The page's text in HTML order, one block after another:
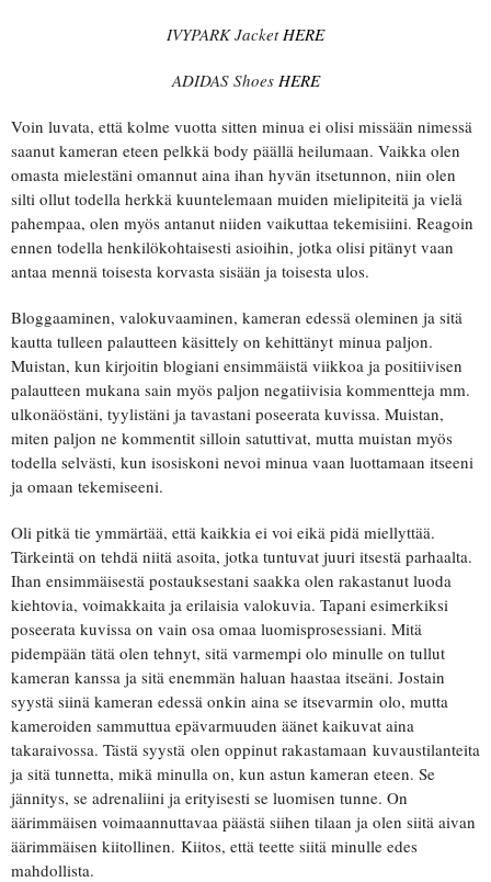
IVYPARK Jacket HERE
ADIDAS Shoes HERE
Voin luvata, että kolme vuotta sitten minua ei olisi missään nimessä
saanut kameran eteen pelkkä body päällä heilumaan. Vaikka olen
omasta mielestäni omannut aina ihan hyvän itsetunnon, niin olen
silti ollut todella herkkä kuuntelemaan muiden mielipiteitä ja vielä
pahempaa, olen myös antanut niiden vaikuttaa tekemisiini. Reagoin
ennen todella henkilökohtaisesti asioihin, jotka olisi pitänyt vaan
antaa mennä toisesta korvasta sisään ja toisesta ulos.
Bloggaaminen, valokuvaaminen, kameran edessä oleminen ja sitä
kautta tulleen palautteen käsittely on kehittänyt minua paljon.
Muistan, kun kirjoitin blogiani ensimmäistä viikkoa ja positiivisen
palautteen mukana sain myös paljon negatiivisia kommentteja mm.
ulkonäöstäni, tyylistäni ja tavastani poseerata kuvissa. Muistan,
miten paljon ne kommentit silloin satuttivat, mutta muistan myös
todella selvästi, kun isosiskoni nevoi minua vaan luottamaan itseeni
ja omaan tekemiseeni.
Oli pitkä tie ymmärtää, että kaikkia ei voi eikä pidä miellyttää.
Tärkeintä on tehdä niitä asoita, jotka tuntuvat juuri itsestä parhaalta.
Ihan ensimmäisestä postauksestani saakka olen rakastanut luoda
kiehtovia, voimakkaita ja erilaisia valokuvia. Tapani esimerkiksi
poseerata kuvissa on vain osa omaa luomisprosessiani. Mitä
pidempään tätä olen tehnyt, sitä varmempi olo minulle on tullut
kameran kanssa ja sitä enemmän haluan haastaa itseäni. Jostain
syystä siinä kameran edessä onkin aina se itsevarmin olo, mutta
kameroiden sammuttua epävarmuuden äänet kaikuvat aina
takaraivossa. Tästä syystä olen oppinut rakastamaan kuvaustilanteita
ja sitä tunnetta, mikä minulla on, kun astun kameran eteen. Se
jännitys, se adrenaliini ja erityisesti se luomisen tunne. On
äärimmäisen voimaannuttavaa päästä siihen tilaan ja olen siitä aivan
äärimmäisen kiitollinen. Kiitos, että teette siitä minulle edes
mahdollista.